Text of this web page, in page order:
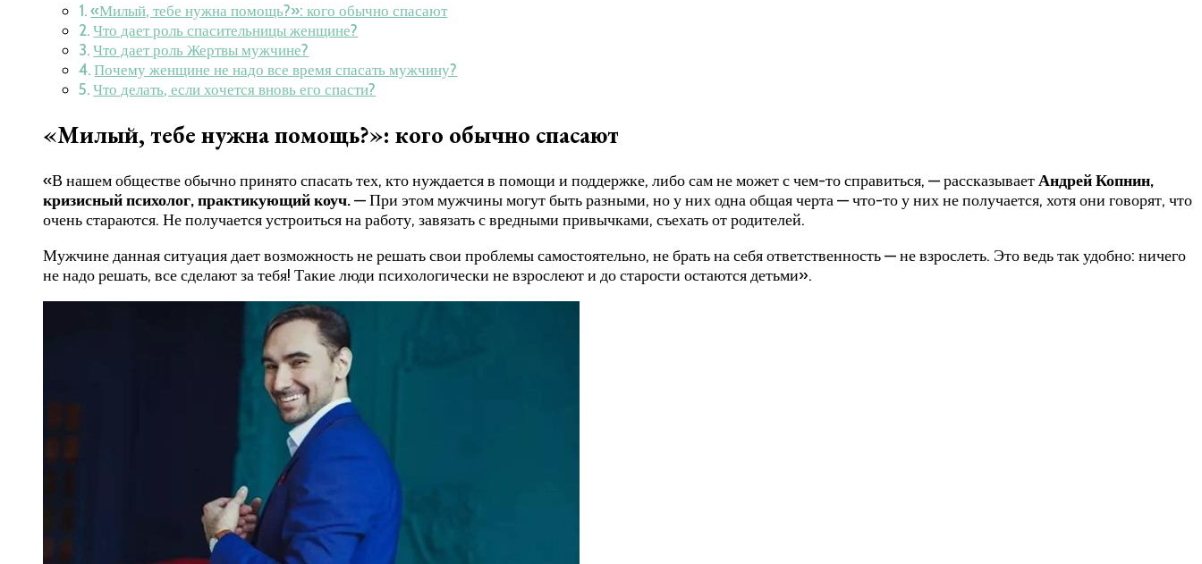
«Милый, тебе нужна помощь?»: кого обычно спасают
Что дает роль спасительницы женщине?
Что дает роль Жертвы мужчине?
Почему женщине не надо все время спасать мужчину?
Что делать, если хочется вновь его спасти?
«Милый, тебе нужна помощь?»: кого обычно спасают
«В нашем обществе обычно принято спасать тех, кто нуждается в помощи и поддержке, либо сам не может с чем-то справиться, — рассказываетАндрей Копнин,
кризисный психолог, практикующий коуч.— При этом мужчины могут быть разными, но у них одна общая черта — что-то у них не получается, хотя они говорят, что
очень стараются. Не получается устроиться на работу, завязать с вредными привычками, съехать от родителей.
Мужчине данная ситуация дает возможность не решать свои проблемы самостоятельно, не брать на себя ответственность — не взрослеть. Это ведь так удобно: ничего
не надо решать, все сделают за тебя! Такие люди психологически не взрослеют и до старости остаются детьми».